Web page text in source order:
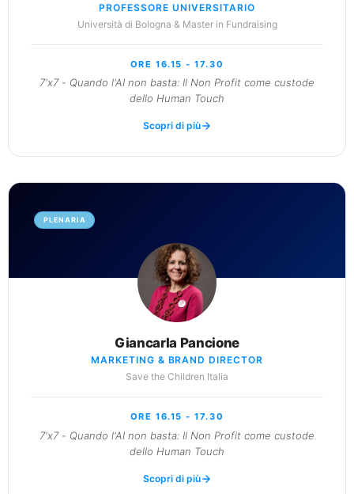
PROFESSORE UNIVERSITARIO
Università di Bologna & Master in Fundraising
ORE 16.15 - 17.30
7'x7 - Quando l'AI non basta: Il Non Profit come custode
dello Human Touch
Scopri di più
PLENARIA
Giancarla Pancione
MARKETING & BRAND DIRECTOR
Save the Children Italia
ORE 16.15 - 17.30
7'x7 - Quando l'AI non basta: Il Non Profit come custode
dello Human Touch
Scopri di più